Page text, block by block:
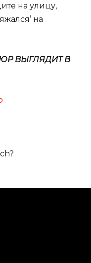
на улицу,
на
ВЫГЛЯДИТ В